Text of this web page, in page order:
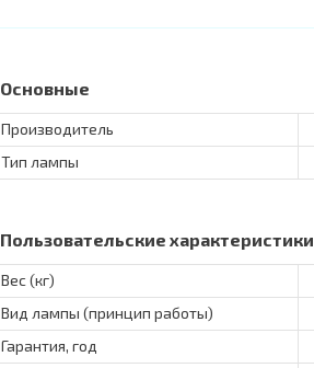
Основные
Производитель
Тип лампы
Пользовательские характеристики
Вес (кг)
Вид лампы (принцип работы)
Гарантия, год